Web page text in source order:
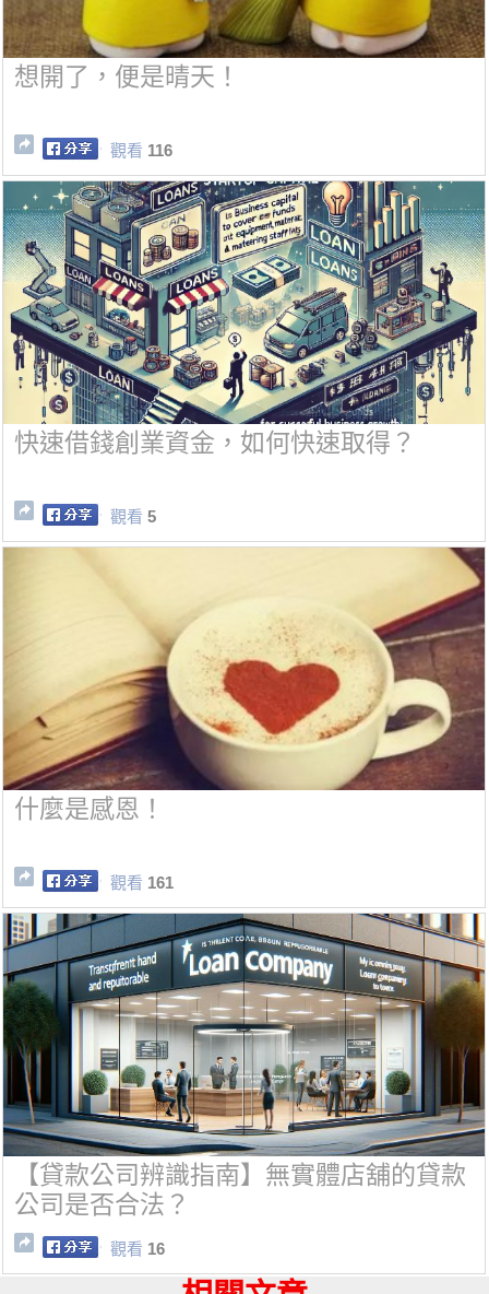
想開了，便是晴天！
觀看 116
快速借錢創業資金，如何快速取得？
觀看 5
什麼是感恩！
觀看 161
【貸款公司辨識指南】無實體店舖的貸款
公司是否合法？
觀看 16